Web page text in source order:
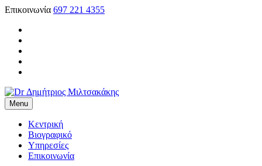
Skip
content
Επικοινωνία 697 221 4355
Dr Δημήτριος Μιλτσακάκης
Χειρούργος Οφθαλμίατρος
Menu
Κεντρική
Βιογραφικό
Υπηρεσίες
Επικοινωνία